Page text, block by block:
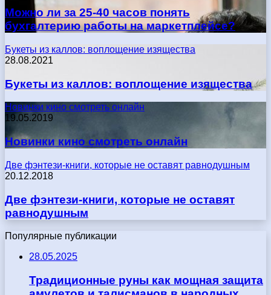
Можно ли за 25-40 часов понять
бухгалтерию работы на маркетплейсе?
Букеты из каллов: воплощение изящества
28.08.2021
Букеты из каллов: воплощение изящества
Новинки кино смотреть онлайн
19.05.2019
Новинки кино смотреть онлайн
Две фэнтези-книги, которые не оставят равнодушным
20.12.2018
Две фэнтези-книги, которые не оставят
равнодушным
Популярные публикации
28.05.2025
Традиционные руны как мощная защита